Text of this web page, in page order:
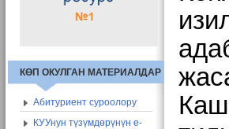
КӨП ОКУЛГАН МАТЕРИАЛДАР
Абитуриент суроолору
КУУнун түзүмдөрүнүн e-